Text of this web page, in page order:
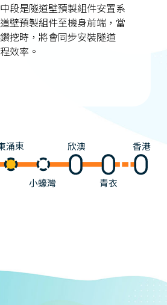
段是隧道壁預製組件安置系
壁預製組件至機身前端，當
挖時，將會同步安裝隧道
效率。
涌東 欣澳
青衣
香港
小蠔灣